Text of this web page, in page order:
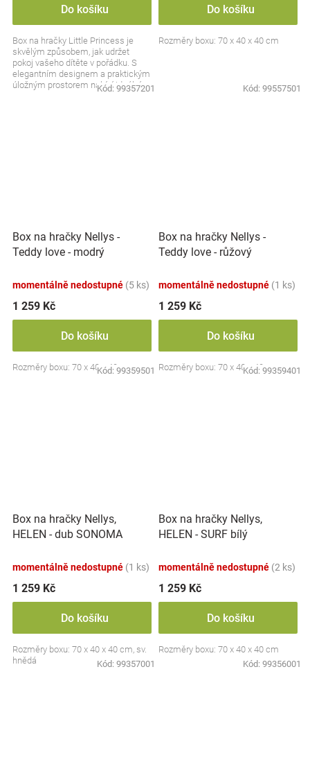
Do košíku
Box na hračky Little Princess je
skvělým způsobem, jak udržet
pokoj vašeho dítěte v pořádku. S
elegantním designem a praktickým
úložným prostorem nabízí ideální
Kód: 99357201
Do košíku
Rozměry boxu: 70 x 40 x 40 cm
Kód: 99557501
Box na hračky Nellys -
Teddy love - modrý
momentálně nedostupné (5 ks)
1 259 Kč
Do košíku
Rozměry boxu: 70 x 40 x 40 cm.
Kód: 99359501
Box na hračky Nellys -
Teddy love - růžový
momentálně nedostupné (1 ks)
1 259 Kč
Do košíku
Rozměry boxu: 70 x 40 x 40 cm.
Kód: 99359401
Box na hračky Nellys,
HELEN - dub SONOMA
momentálně nedostupné (1 ks)
1 259 Kč
Do košíku
Rozměry boxu: 70 x 40 x 40 cm, sv.
hnědá
Kód: 99357001
Box na hračky Nellys,
HELEN - SURF bílý
momentálně nedostupné (2 ks)
1 259 Kč
Do košíku
Rozměry boxu: 70 x 40 x 40 cm
Kód: 99356001